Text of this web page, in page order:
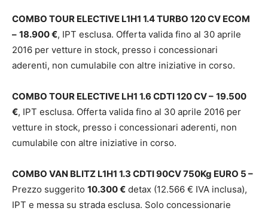
COMBO TOUR ELECTIVE L1H1 1.4 TURBO 120 CV ECOM
– 18.900 €, IPT esclusa. Offerta valida fino al 30 aprile
2016 per vetture in stock, presso i concessionari
aderenti, non cumulabile con altre iniziative in corso.
COMBO TOUR ELECTIVE LH1 1.6 CDTI 120 CV – 19.500
€, IPT esclusa. Offerta valida fino al 30 aprile 2016 per
vetture in stock, presso i concessionari aderenti, non
cumulabile con altre iniziative in corso.
COMBO VAN BLITZ L1H1 1.3 CDTI 90CV 750Kg EURO 5 –
Prezzo suggerito 10.300 € detax (12.566 € IVA inclusa),
IPT e messa su strada esclusa. Solo concessionarie